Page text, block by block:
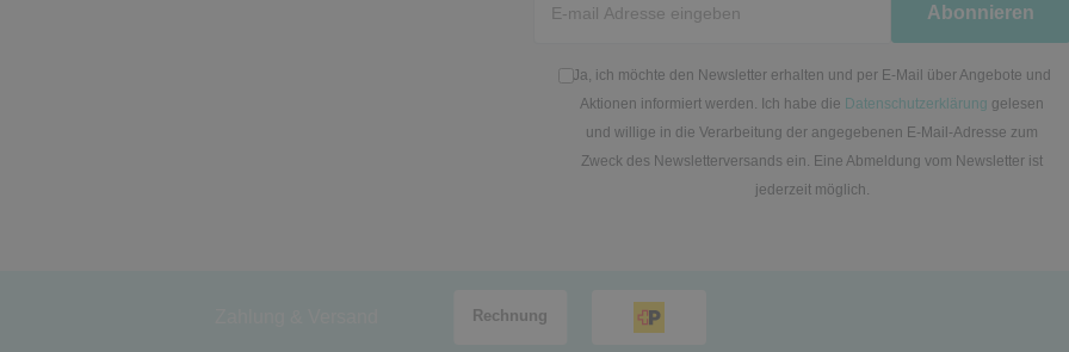
Honig
Abonnieren
Ja, ich möchte den Newsletter erhalten und per E-Mail über Angebote und
Aktionen informiert werden. Ich habe die Datenschutzerklärung gelesen
und willige in die Verarbeitung der angegebenen E-Mail-Adresse zum
Zweck des Newsletterversands ein. Eine Abmeldung vom Newsletter ist
jederzeit möglich.